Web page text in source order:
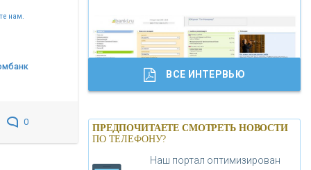
нам.
0
«ТРАСТ»
«ГАЗПРОМБАНК»
«МОСКОВСКИЙ КРЕДИТНЫЙ
БАНК»
Банки.ру обновил логотип впервые за
19 лет - «Лента новостей»
ВСЕ ИНТЕРВЬЮ
ПРЕДПОЧИТАЕТЕ СМОТРЕТЬ НОВОСТИ
ПО ТЕЛЕФОНУ?
Наш портал оптимизирован